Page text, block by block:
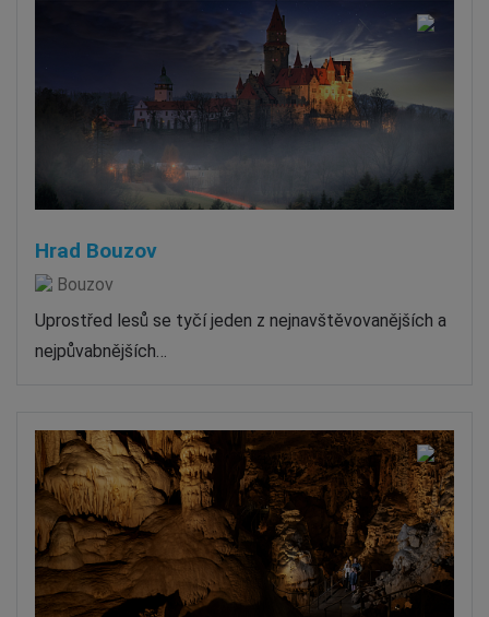
Hrad Bouzov
Bouzov
Uprostřed lesů se tyčí jeden z nejnavštěvovanějších a
nejpůvabnějších…